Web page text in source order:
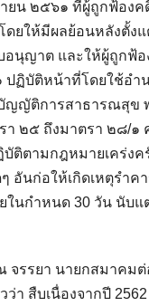
ยน ๒๕๖๑ ที่ผู้ถูกฟ้องค
ดยให้มีผลย้อนหลังตั้ง
อนุญาต และให้ผู้ถูกฟ้อ
ปฏิบัติหน้าที่โดยใช้อำน
ญญัติการสาธารณสุข
า ๒๕ ถึงมาตรา ๒๘/๑
บัติตามกฎหมายเคร่งค
อันก่อให้เกิดเหตุรำ
ในกำหนด 30 วัน นับ
จรรยา นายกสมาคม
ว่า สืบเนื่องจากปี